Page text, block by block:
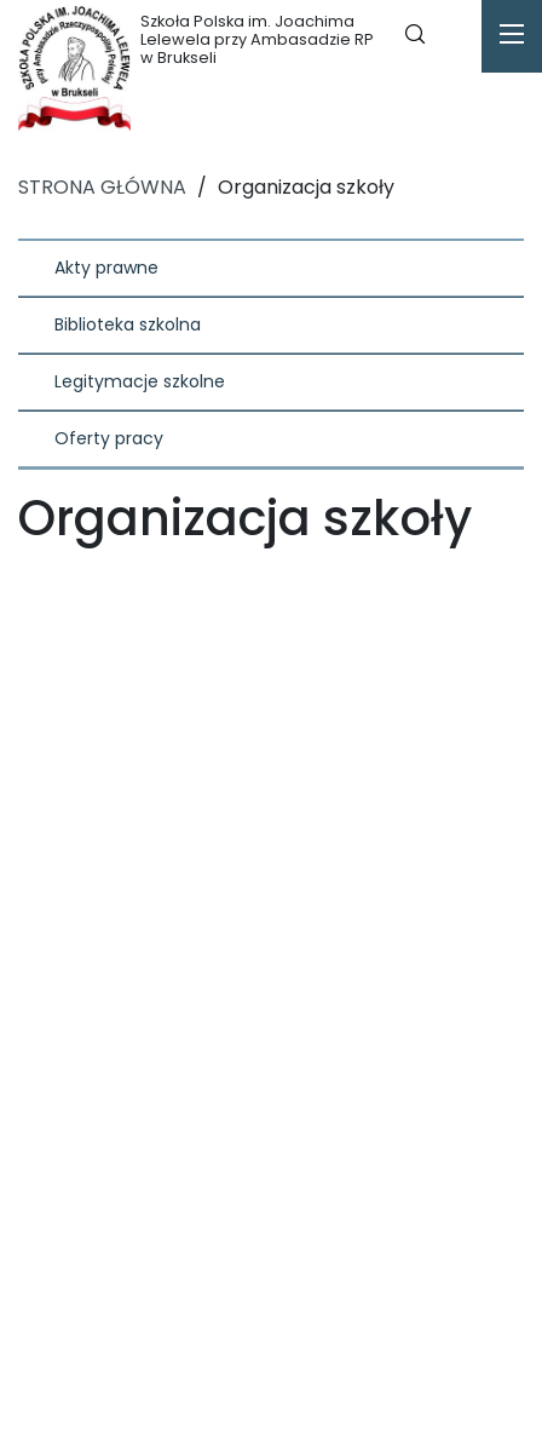
Szkoła Polska im. Joachima
Lelewela przy Ambasadzie RP
w Brukseli
STRONA GŁÓWNA / Organizacja szkoły
Akty prawne
Biblioteka szkolna
Legitymacje szkolne
Oferty pracy
Organizacja szkoły